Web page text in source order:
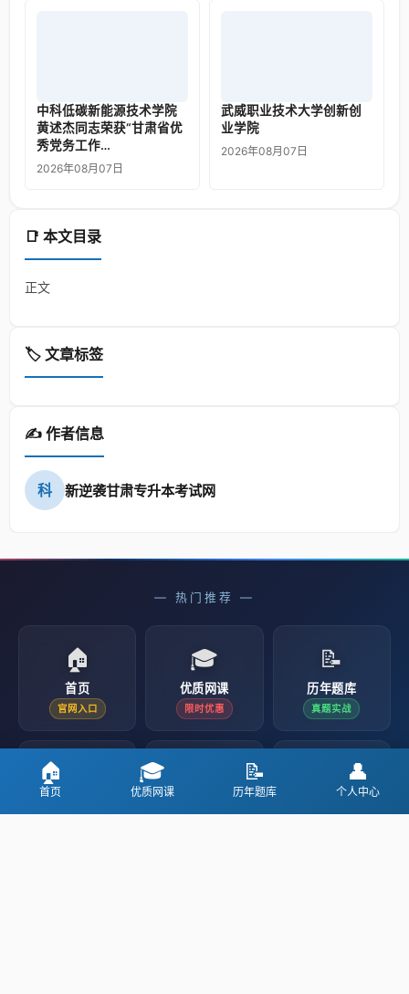
📑 本文目录
正文
🏷️ 文章标签
✍️ 作者信息
科 新逆袭甘肃专升本考试网
中科低碳新能源技术学院
黄述杰同志荣获“甘肃省优
秀党务工作…
2026年08月07日
武威职业技术大学创新创
业学院
2026年08月07日
— 热门推荐 —
🏠
首页
官网入口
🎓
优质网课
限时优惠
📝
历年题库
真题实战
🏠
首页
🎓
优质网课
📝
历年题库
👤
个人中心